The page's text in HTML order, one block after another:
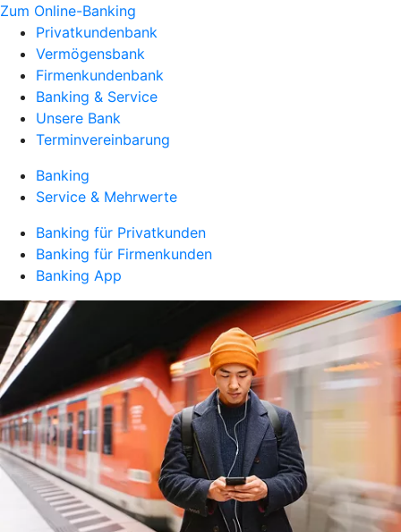
Zum Online-Banking
Privatkundenbank
Vermögensbank
Firmenkundenbank
Banking & Service
Unsere Bank
Terminvereinbarung
Banking
Service & Mehrwerte
Banking für Privatkunden
Banking für Firmenkunden
Banking App